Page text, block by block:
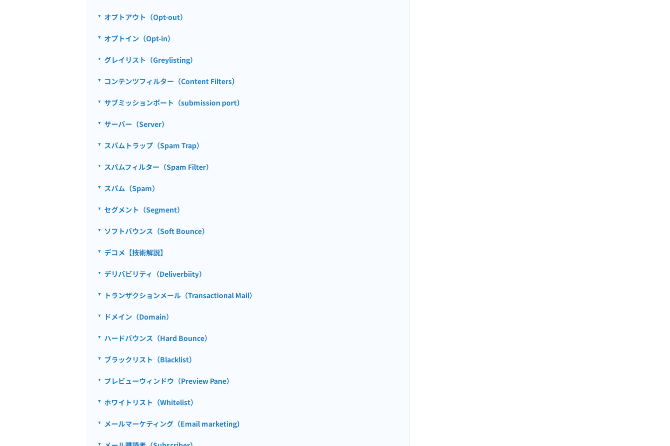
オプトアウト（Opt-out）
オプトイン（Opt-in）
グレイリスト（Greylisting）
コンテンツフィルター（Content Filters）
サブミッションポート（submission port）
サーバー（Server）
スパムトラップ（Spam Trap）
スパムフィルター（Spam Filter）
スパム（Spam）
セグメント（Segment）
ソフトバウンス（Soft Bounce）
デコメ【技術解説】
デリバビリティ（Deliverbiity）
トランザクションメール（Transactional Mail）
ドメイン（Domain）
ハードバウンス（Hard Bounce）
ブラックリスト（Blacklist）
プレビューウィンドウ（Preview Pane）
ホワイトリスト（Whitelist）
メールマーケティング（Email marketing）